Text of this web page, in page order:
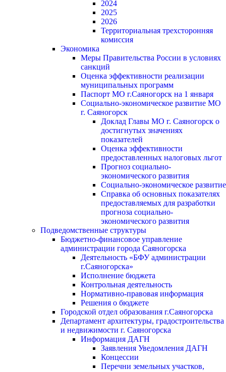
2024
2025
2026
Территориальная трехсторонняя
комиссия
Экономика
Меры Правительства России в условиях
санкций
Оценка эффективности реализации
муниципальных программ
Паспорт МО г.Саяногорск на 1 января
Социально-экономическое развитие МО
г. Саяногорск
Доклад Главы МО г. Саяногорск о
достигнутых значениях
показателей
Оценка эффективности
предоставленных налоговых льгот
Прогноз социально-
экономического развития
Социально-экономическое развитие
Справка об основных показателях
предоставляемых для разработки
прогноза социально-
экономического развития
Подведомственные структуры
Бюджетно-финансовое управление
администрации города Саяногорска
Деятельность «БФУ администрации
г.Саяногорска»
Исполнение бюджета
Контрольная деятельность
Нормативно-правовая информация
Решения о бюджете
Городской отдел образования г.Саяногорска
Департамент архитектуры, градостроительства
и недвижимости г. Саяногорска
Информация ДАГН
Заявления Уведомления ДАГН
Концессии
Перечни земельных участков,